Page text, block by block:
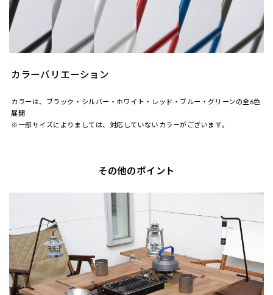
カラーバリエーション
カラーは、ブラック・シルバー・ホワイト・レッド・ブルー・グリーンの全6色
展開
※一部サイズによりましては、対応していないカラーがございます。
その他のポイント